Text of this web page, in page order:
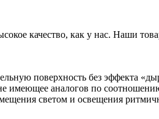
качество, как у нас. Наши
поверхность без эффекта
имеющее аналогов по
светом и освещения